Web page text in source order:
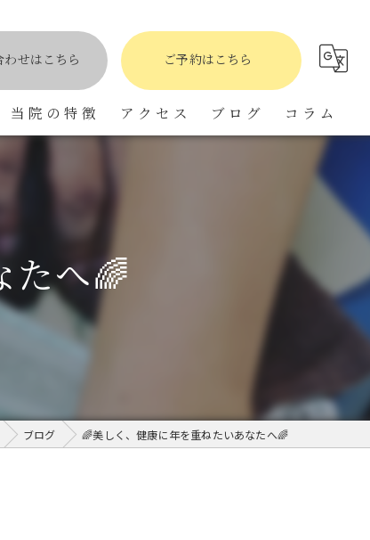
わせはこちら ご予約はこちら
当院の特徴
自律神経
小顔矯正
アクセス ブログ コラム
たへ🌈
ブログ 🌈美しく、健康に年を重ねたいあなたへ🌈